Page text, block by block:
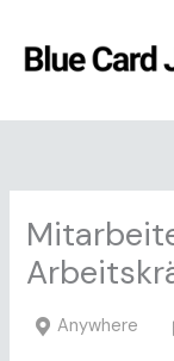
content
Anywhere